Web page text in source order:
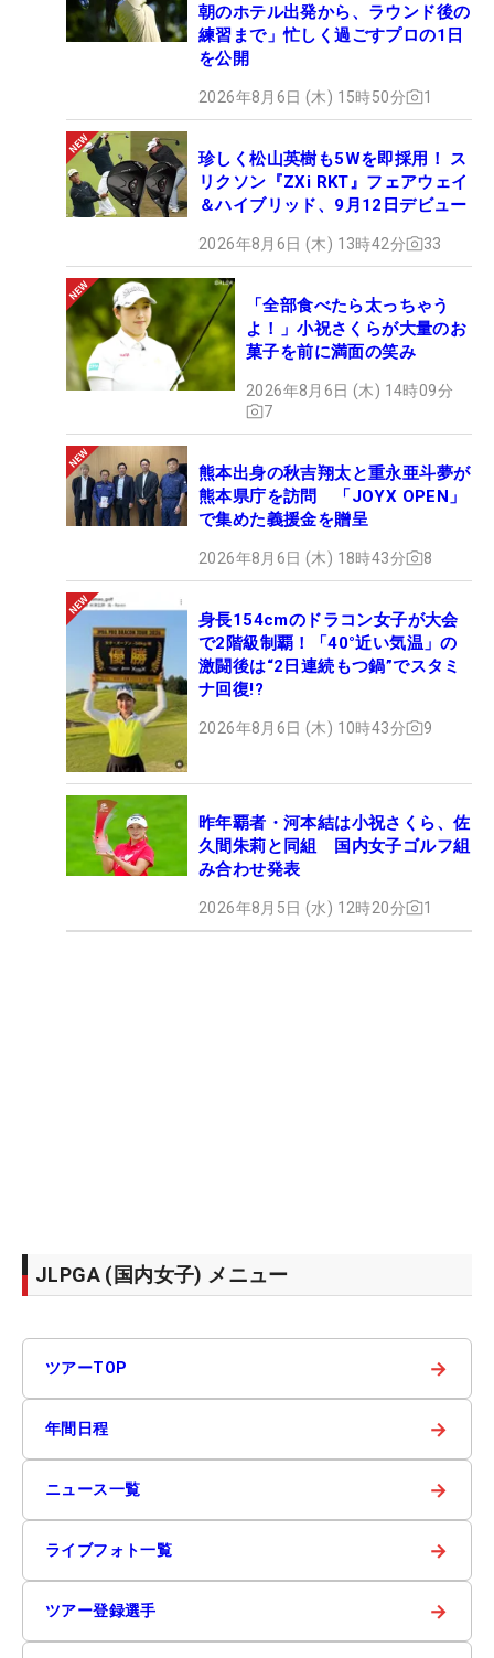
朝のホテル出発から、ラウンド後の
練習まで」忙しく過ごすプロの1日
を公開
2026年8月6日 (木) 15時50分 1
珍しく松山英樹も5Wを即採用！ ス
リクソン『ZXi RKT』フェアウェイ
＆ハイブリッド、9月12日デビュー
2026年8月6日 (木) 13時42分 33
「全部食べたら太っちゃう
よ！」小祝さくらが大量のお
菓子を前に満面の笑み
2026年8月6日 (木) 14時09分
7
熊本出身の秋吉翔太と重永亜斗夢が
熊本県庁を訪問 「JOYX OPEN」
で集めた義援金を贈呈
2026年8月6日 (木) 18時43分 8
身長154cmのドラコン女子が大会
で2階級制覇！「40°近い気温」の
激闘後は“2日連続もつ鍋”でスタミ
ナ回復!?
2026年8月6日 (木) 10時43分 9
昨年覇者・河本結は小祝さくら、佐
久間朱莉と同組 国内女子ゴルフ組
み合わせ発表
2026年8月5日 (水) 12時20分 1
JLPGA (国内女子) メニュー
ツアーTOP →
年間日程 →
ニュース一覧 →
ライブフォト一覧 →
ツアー登録選手 →